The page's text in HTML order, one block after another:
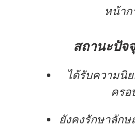
หน้าก
สถานะปัจ
ได้รับความนิ
ครอ
ยังคงรักษาลัก